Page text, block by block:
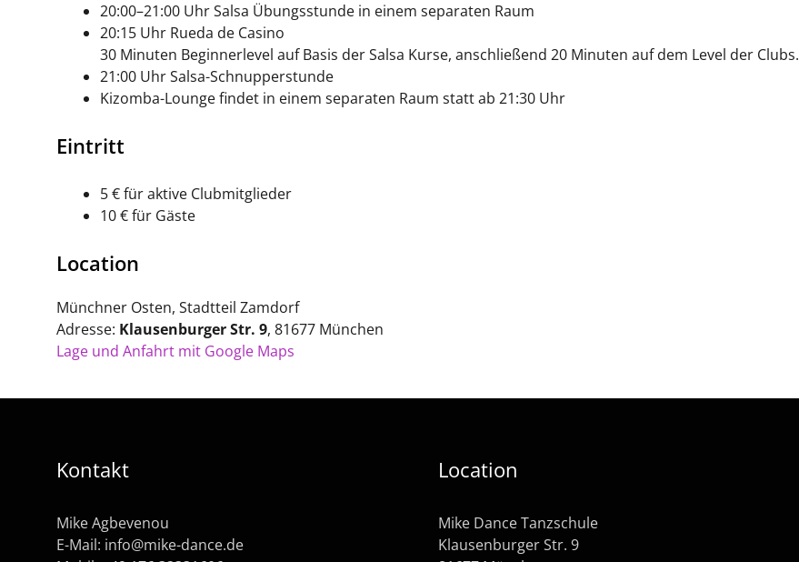
20:00–21:00 Uhr Salsa Übungsstunde in einem separaten Raum
20:15 Uhr Rueda de Casino
30 Minuten Beginnerlevel auf Basis der Salsa Kurse, anschließend 20 Minuten auf dem Level der Clubs.
21:00 Uhr Salsa-Schnupperstunde
Kizomba-Lounge findet in einem separaten Raum statt ab 21:30 Uhr
Eintritt
5 € für aktive Clubmitglieder
10 € für Gäste
Location
Münchner Osten, Stadtteil Zamdorf
Adresse: Klausenburger Str. 9, 81677 München
Lage und Anfahrt mit Google Maps
Kontakt
Mike Agbevenou
E-Mail: info@mike-dance.de
Location
Mike Dance Tanzschule
Klausenburger Str. 9